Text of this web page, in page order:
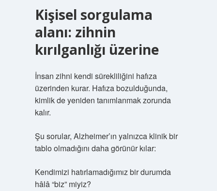
Kişisel sorgulama
alanı: zihnin
kırılganlığı üzerine
İnsan zihni kendi sürekliliğini hafıza
üzerinden kurar. Hafıza bozulduğunda,
kimlik de yeniden tanımlanmak zorunda
kalır.
Şu sorular, Alzheimer’ın yalnızca klinik bir
tablo olmadığını daha görünür kılar:
Kendimizi hatırlamadığımız bir durumda
hâlâ “biz” miyiz?